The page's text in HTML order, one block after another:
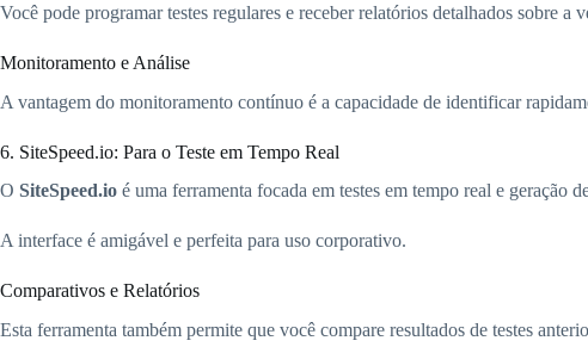
Você pode programar testes regulares e receber relatórios detalhados sobre
Monitoramento e Análise
A vantagem do monitoramento contínuo é a capacidade de identificar
6. SiteSpeed.io: Para o Teste em Tempo Real
O SiteSpeed.io é uma ferramenta focada em testes em tempo real e geração
A interface é amigável e perfeita para uso corporativo.
Comparativos e Relatórios
Esta ferramenta também permite que você compare resultados de testes